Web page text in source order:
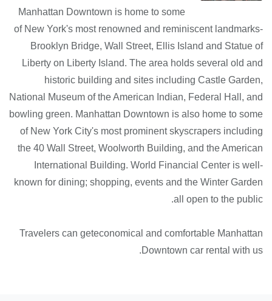
Manhattan Downtown is home to some
of New York's most renowned and reminiscent landmarks-
Brooklyn Bridge, Wall Street, Ellis Island and Statue of
Liberty on Liberty Island. The area holds several old and
historic building and sites including Castle Garden,
National Museum of the American Indian, Federal Hall, and
bowling green. Manhattan Downtown is also home to some
of New York City's most prominent skyscrapers including
the 40 Wall Street, Woolworth Building, and the American
International Building. World Financial Center is well-
known for dining; shopping, events and the Winter Garden
all open to the public.
Travelers can geteconomical and comfortable Manhattan
Downtown car rental with us.